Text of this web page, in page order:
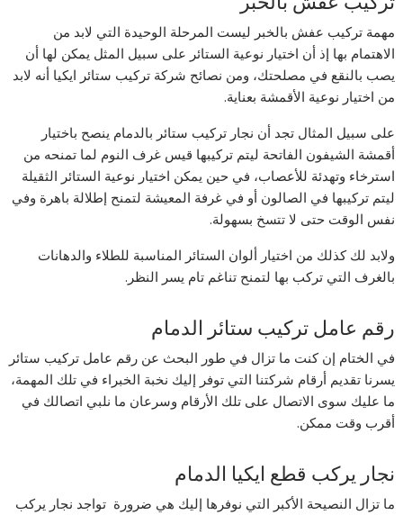
مهمة تركيب عفش بالخبر ليست المرحلة الوحيدة التي لابد من
الاهتمام بها إذ أن اختيار نوعية الستائر على سبيل المثل يمكن لها أن
يصب بالنقع في مصلحتك، ومن نصائح شركة تركيب ستائر ايكيا أنه لابد
من اختيار نوعية الأقمشة بعناية.
على سبيل المثال تجد أن نجار تركيب ستائر بالدمام ينصح باختيار
أقمشة الشيفون الفاتحة ليتم تركيبها قيس غرف النوم لما تمنحه من
استرخاء وتهدئة للأعصاب، في حين يمكن اختيار نوعية الستائر الثقيلة
ليتم تركيبها في الصالون أو في غرفة المعيشة لتمنح إطلالة باهرة وفي
نفس الوقت حتى لا تتسخ بسهولة.
ولابد لك كذلك من اختيار ألوان الستائر المناسبة للطلاء والدهانات
بالغرف التي تركب بها لتمنح تناغم تام يسر النظر.
رقم عامل تركيب ستائر الدمام
في الختام إن كنت ما تزال في طور البحث عن رقم عامل تركيب ستائر
يسرنا تقديم أرقام شركتنا التي توفر إليك نخبة الخبراء في تلك المهمة،
ما عليك سوى الاتصال على تلك الأرقام وسرعان ما نلبي اتصالك في
أقرب وقت ممكن.
نجار يركب قطع ايكيا الدمام
ما تزال النصيحة الأكبر التي نوفرها إليك هي ضرورة تواجد نجار يركب